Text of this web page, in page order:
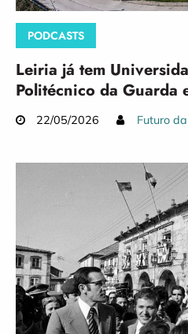
PODCASTS
Leiria já tem
Politécnico da Guarda
22/05/2026 Futuro